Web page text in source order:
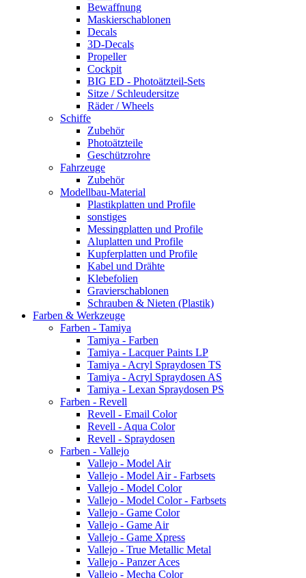
Bewaffnung
Maskierschablonen
Decals
3D-Decals
Propeller
Cockpit
BIG ED - Photoätzteil-Sets
Sitze / Schleudersitze
Räder / Wheels
Schiffe
Zubehör
Photoätzteile
Geschützrohre
Fahrzeuge
Zubehör
Modellbau-Material
Plastikplatten und Profile
sonstiges
Messingplatten und Profile
Aluplatten und Profile
Kupferplatten und Profile
Kabel und Drähte
Klebefolien
Gravierschablonen
Schrauben & Nieten (Plastik)
Farben & Werkzeuge
Farben - Tamiya
Tamiya - Farben
Tamiya - Lacquer Paints LP
Tamiya - Acryl Spraydosen TS
Tamiya - Acryl Spraydosen AS
Tamiya - Lexan Spraydosen PS
Farben - Revell
Revell - Email Color
Revell - Aqua Color
Revell - Spraydosen
Farben - Vallejo
Vallejo - Model Air
Vallejo - Model Air - Farbsets
Vallejo - Model Color
Vallejo - Model Color - Farbsets
Vallejo - Game Color
Vallejo - Game Air
Vallejo - Game Xpress
Vallejo - True Metallic Metal
Vallejo - Panzer Aces
Vallejo - Mecha Color